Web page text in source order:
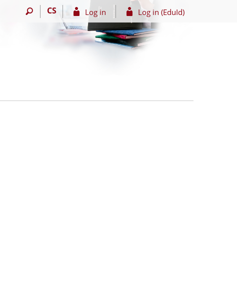
CS Log in Log in (EduId)